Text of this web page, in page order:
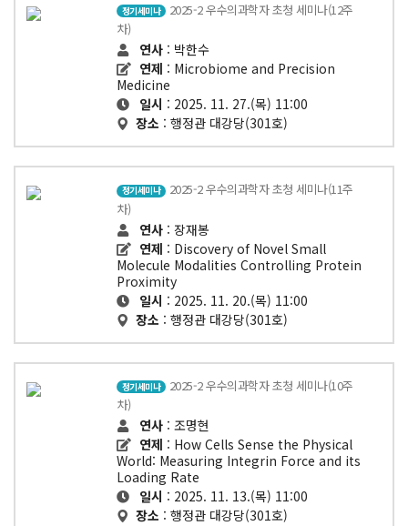
정기세미나
2025-2 우수의과학자 초청 세미나(12주
차)
연사 : 박한수
연제 : Microbiome and Precision
Medicine
일시 : 2025. 11. 27.(목) 11:00
장소 : 행정관 대강당(301호)
정기세미나
2025-2 우수의과학자 초청 세미나(11주
차)
연사 : 장재봉
연제 : Discovery of Novel Small
Molecule Modalities Controlling Protein
Proximity
일시 : 2025. 11. 20.(목) 11:00
장소 : 행정관 대강당(301호)
정기세미나
2025-2 우수의과학자 초청 세미나(10주
차)
연사 : 조명현
연제 : How Cells Sense the Physical
World: Measuring Integrin Force and its
Loading Rate
일시 : 2025. 11. 13.(목) 11:00
장소 : 행정관 대강당(301호)